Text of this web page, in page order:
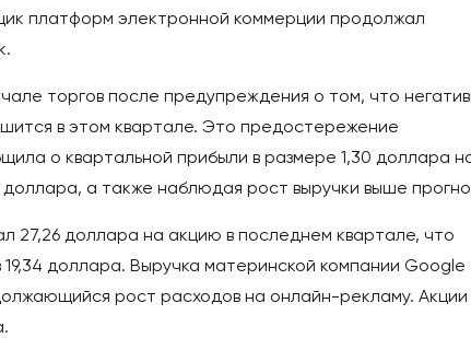
платформ электронной коммерции продолжал
торгов после предупреждения о том, что
в этом квартале. Это предостережение
о квартальной прибыли в размере 1,30 доллара
доллара, а также наблюдая рост выручки выше
27,26 доллара на акцию в последнем квартале, что
доллара. Выручка материнской компании Google
рост расходов на онлайн-рекламу. Акции